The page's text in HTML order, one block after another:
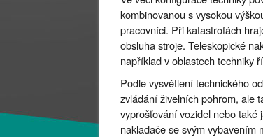
kombinovanou s vysokou
pracovníci. Při katastrofách
obsluha stroje. Teleskopické
například v oblastech techniky
Podle vysvětlení technického
zvládání živelních pohrom, ale
vyprošťování vozidel nebo také
nakladače se svým vybavením